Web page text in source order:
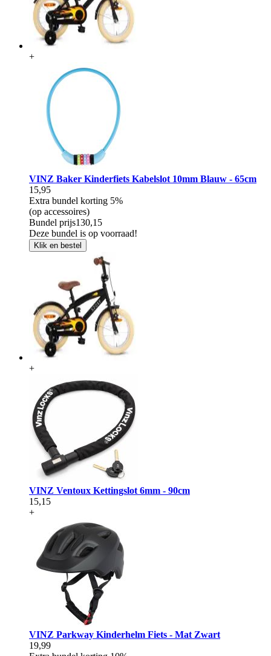
+
VINZ Baker Kinderfiets Kabelslot 10mm Blauw - 65cm
15,95
Extra bundel korting 5%
(op accessoires)
Bundel prijs130,15
Deze bundel is op voorraad!
Klik en bestel
+
VINZ Ventoux Kettingslot 6mm - 90cm
15,15
+
VINZ Parkway Kinderhelm Fiets - Mat Zwart
19,99